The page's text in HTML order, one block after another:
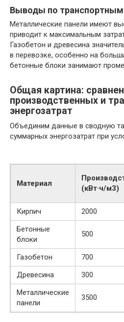
Выводы по транспортным
Металлические панели имеют
приводит к максимальным
Газобетон и древесина
в перевозке, особенно на
бетонные блоки занимают
Общая картина:
производственных и
энергозатрат
Объединим данные в сводную
суммарных энергозатрат при
Материал
(кВт·ч/м3)
Кирпич
2000
Бетонные
блоки
500
Газобетон 700
Древесина
300
Металлические
панели
3500